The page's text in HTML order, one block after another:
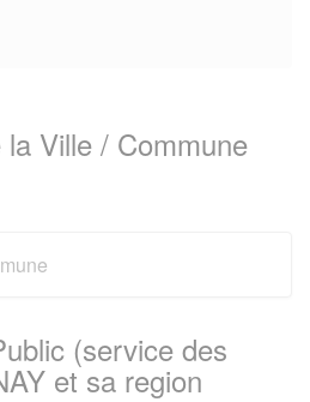
Ville / Commune
(service des
et sa region